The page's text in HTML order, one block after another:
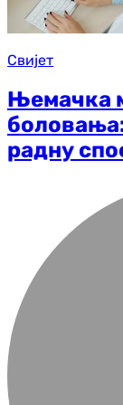
Свијет
Њемачка
радну